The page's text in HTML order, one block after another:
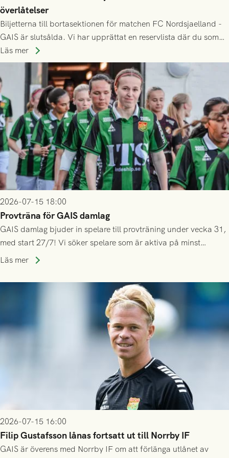
överlåtelser
Biljetterna till bortasektionen för matchen FC Nordsjaelland -
GAIS är slutsålda. Vi har upprättat en reservlista där du som
ännu inte har någon biljett kan anmäla ditt intresse. Du kan
inte själv överlåta din biljett till någon annan.
Läs mer
2026-07-15 18:00
Provträna för GAIS damlag
GAIS damlag bjuder in spelare till provträning under vecka 31,
med start 27/7! Vi söker spelare som är aktiva på minst
division 3-nivå.
Läs mer
2026-07-15 16:00
Filip Gustafsson lånas fortsatt ut till Norrby IF
GAIS är överens med Norrby IF om att förlänga utlånet av